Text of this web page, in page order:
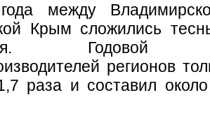
между
Крым сложились
Годовой
регионов
раза и составил